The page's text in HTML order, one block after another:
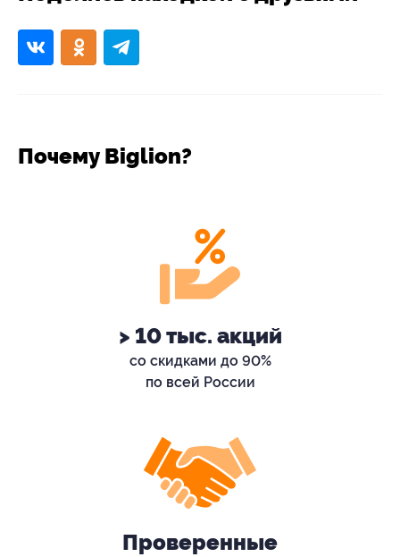
Почему Biglion?
> 10 тыс. акций
со скидками до 90%
по всей России
Проверенные